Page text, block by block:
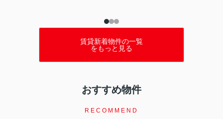
賃貸新着物件の一覧
をもっと見る
おすすめ物件
RECOMMEND